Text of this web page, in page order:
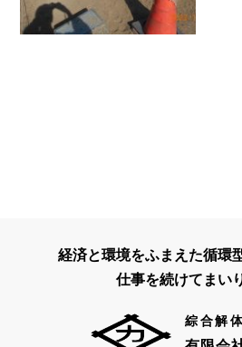
経済と環境をふまえた循環
仕事を続けてまい
綜合解